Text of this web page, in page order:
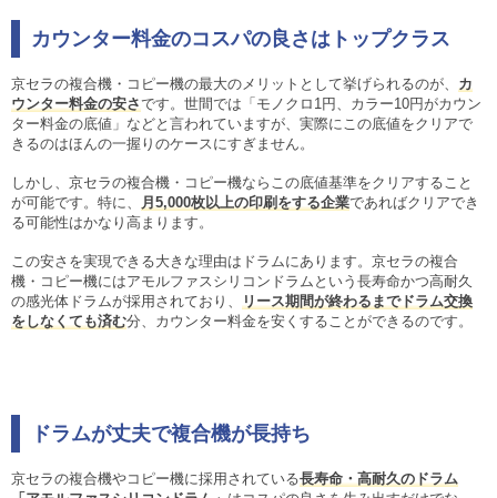
カウンター料金のコスパの良さはトップクラス
京セラの複合機・コピー機の最大のメリットとして挙げられるのが、 カ
ウンター料金の安さです。世間では「モノクロ1円、カラー10円がカウン
ター料金の底値」などと言われていますが、実際にこの底値をクリアで
きるのはほんの一握りのケースにすぎません。
しかし、京セラの複合機・コピー機ならこの底値基準をクリアすること
が可能です。特に、
月5,000枚以上の印刷をする企業であればクリアでき
る可能性はかなり高まります。
この安さを実現できる大きな理由はドラムにあります。京セラの複合
機・コピー機にはアモルファスシリコンドラムという長寿命かつ高耐久
の感光体ドラムが採用されており、
リース期間が終わるまでドラム交換
をしなくても済む分、カウンター料金を安くすることができるのです。
ドラムが丈夫で複合機が長持ち
京セラの複合機やコピー機に採用されている長寿命・高耐久のドラム